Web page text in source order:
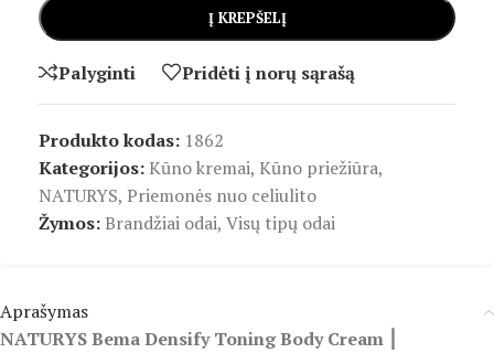
Į KREPŠELĮ
Palyginti Pridėti į norų sąrašą
Produkto kodas: 1862
Kategorijos: Kūno kremai, Kūno priežiūra,
NATURYS, Priemonės nuo celiulito
Žymos: Brandžiai odai, Visų tipų odai
Aprašymas
NATURYS Bema Densify Toning Body Cream ⎮